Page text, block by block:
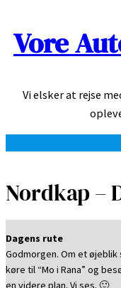
Spring
Vore
Vi elsker at rejse
Nordkap –
Dagens rute
Godmorgen. Om et
køre til “Mo i Rana” og
en videre plan. Vi ses. 🙂